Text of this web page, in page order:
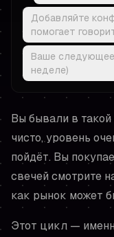
Добавляйте
помогает
Ваше следующее
неделе)
Вы бывали в
чисто, уровень
пойдёт. Вы
свечей смотрите
как рынок может
Этот цикл —